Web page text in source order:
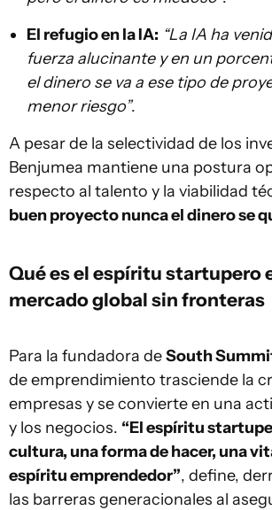
El refugio en la IA: “La IA ha
fuerza alucinante y en un
el dinero se va a ese tipo de
menor riesgo”.
A pesar de la selectividad de los
Benjumea mantiene una postura
respecto al talento y la viabilidad
buen proyecto nunca el dinero se
Qué es el espíritu startupero
mercado global sin fronteras
Para la fundadora deSouth
de emprendimiento trasciende la
empresas y se convierte en una
y los negocios. “El espíritu
cultura, una forma de hacer, una
espíritu emprendedor”, define,
las barreras generacionales al